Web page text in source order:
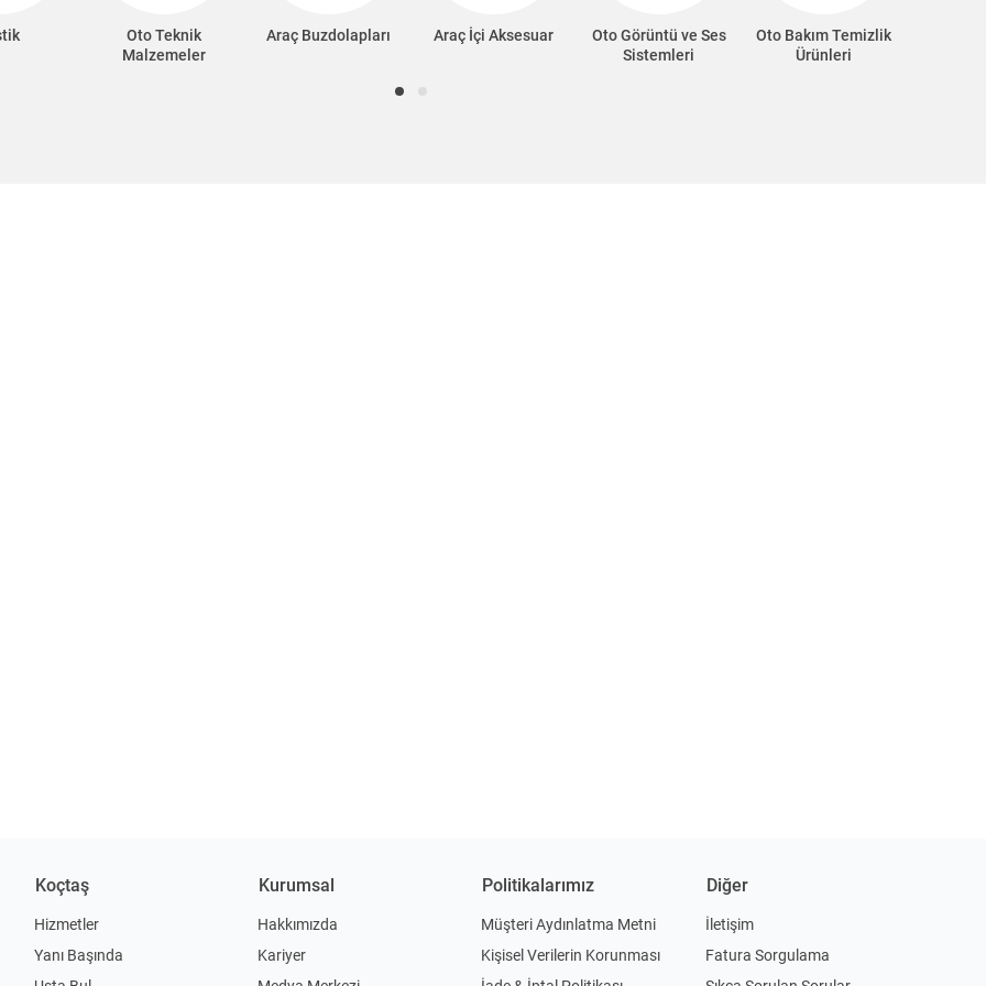
Oto Teknik
Malzemeler
Araç Buzdolapları Araç İçi Aksesuar
Oto Görüntü ve Ses
Sistemleri
Oto Bakım Temizlik
Ürünleri
Koçtaş
Hizmetler
Yanı Başında
Kurumsal
Hakkımızda
Kariyer
Politikalarımız
Müşteri Aydınlatma Metni
Kişisel Verilerin Korunması
Diğer
İletişim
Fatura Sorgulama